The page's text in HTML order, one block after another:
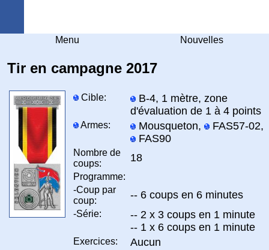
Menu Nouvelles
Tir en campagne 2017
Cible:
B-4, 1 mètre, zone
d'évaluation de 1 à 4 points
Armes: Mousqueton,
FAS57-02,
FAS90
Nombre de
coups:
18
Programme:
-Coup par
coup:
-- 6 coups en 6 minutes
-Série:
-- 2 x 3 coups en 1 minute
-- 1 x 6 coups en 1 minute
Exercices: Aucun